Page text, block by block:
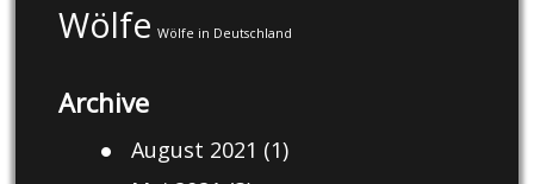
Wölfe Wölfe in Deutschland
Archive
August 2021 (1)